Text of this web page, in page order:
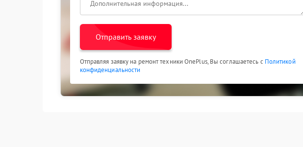
Отправить заявку
Отправляя заявку на ремонт техники OnePlus, Вы соглашаетесь с Политикой
конфиденциальности